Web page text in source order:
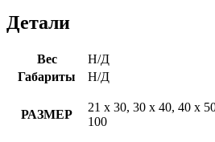
Детали
Вес
Н/Д
Габариты
Н/Д
РАЗМЕР
21 х 30, 30 х 40, 40 х
100